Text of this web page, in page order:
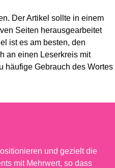
Der Artikel sollte in einem
Seiten herausgearbeitet
ist es am besten, den
an einen Leserkreis mit
häufige Gebrauch des Wortes
und gezielt die
mit Mehrwert, so dass